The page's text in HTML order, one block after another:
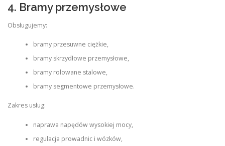
4. Bramy przemysłowe
Obsługujemy:
bramy przesuwne ciężkie,
bramy skrzydłowe przemysłowe,
bramy rolowane stalowe,
bramy segmentowe przemysłowe.
Zakres usług:
naprawa napędów wysokiej mocy,
regulacja prowadnic i wózków,